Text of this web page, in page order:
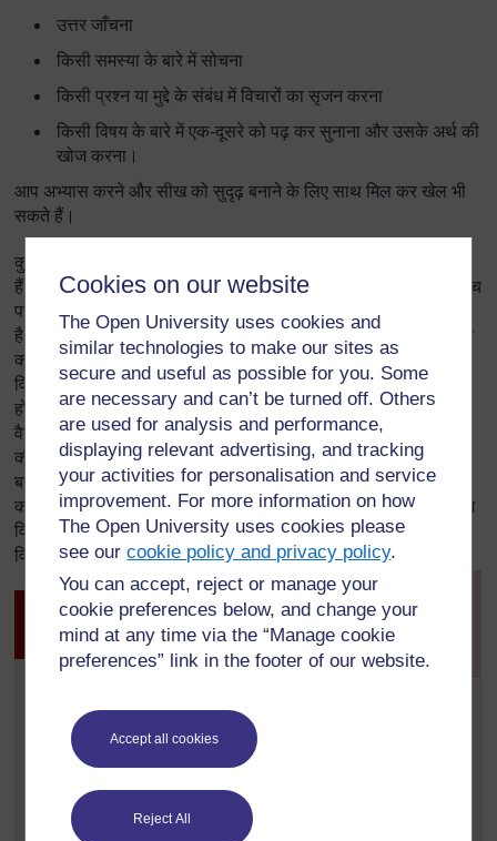
Cookies on our website
The Open University uses cookies and
similar technologies to make our sites as
secure and useful as possible for you. Some
are necessary and can’t be turned off. Others
are used for analysis and performance,
displaying relevant advertising, and tracking
your activities for personalisation and service
improvement. For more information on how
The Open University uses cookies please
see ourcookie policy and privacy policy.
You can accept, reject or manage your
cookie preferences below, and change your
mind at any time via the “Manage cookie
preferences” link in the footer of our website.
Accept all cookies
Reject All
उत्तर जाँचना
किसी समस्या के बारे में सोचना
किसी प्रश्न या मुद्दे के संबंध में विचारों का सृजन करना
किसी विषय के बारे में एक-दूसरे को पढ़ कर सुनाना और उसके अर्थ की
खोज करना।
आप अभ्यास करने और सीख को सुदृढ़ बनाने के लिए साथ मिल कर खेल भी
सकते हैं।
कुछ शिक्षकों का तर्क है कि सहयोगात्मक कार्य से वैयक्तिक विचार घट जाते
हैं। पर कईयों का सुझाव यह है कि इससे ठीक उल्टा होता है विद्यार्थियों के बीच
परस्पर संवाद उनके वयैक्तिक विचारों को बढ़ावा देने के लिए अत्यतं महत्वपूर्ण
है। वायगटस्की
कहते हैं कि ज्ञान का सृजन कोई पृथक से वयैक्तिक
कार्य नहीं है,बल्कि सीखने की क्रिया तो एक सामाजिक प्रक्रिया है। किसी
विचार या अवधारणा को समझना सबसे पहले किसी सामाजिक परिस्थिति में
होता है। जब विद्यार्थी विचार से सहमत हो जाता है तो वह विचार विद्यार्थी की
वैयक्तिक समझ में उतर जाता है। सीखने और सभी विद्यार्थियों के लिए सोचने
की क्रिया को अलग- अलग ढंग से प्रेरित करने के लिए साथ मिलकर विचार
बनाने की सामाजिक प्रक्रिया बहुत महत्वपूर्ण है,इसलिए ऐसे अवसर प्रदान
करना अत्यावश्यक हैं। अपने पाठों में सभी विद्यार्थियों का सहयोग करने के इन
विचारों की योजना बनाने और उन्हें उपयोग करने में मदद देने सम्बन्धी अधिक
विवरण के लिए मुख्य संसाधन ‘सभी को शामिल करना
[Tip: hold Ctrl and
click a link to open
it in a new tab.
Hide tip
’ पढ़ें।
गतिविधि 3: जोड़ी में कार्य का उपयोग
करने की विधियां
कक्षाओं में जोड़ी में कार्य का उपयोग कैसे कर सकते हैं साथ ही यह सोचें
कि अपने विद्यार्थियों की सीखने से संबंधित विविध आवश्यकताओं को
सहारा देने के लिए आप इसका उपयोग किन
अपना आत्मविश्वास बढ़ाने के लिए अगले कुछ हफतों में इनका उपयोग